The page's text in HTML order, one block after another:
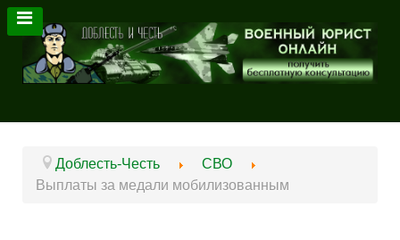
Доблесть-Честь
СВО
Выплаты за медали мобилизованным